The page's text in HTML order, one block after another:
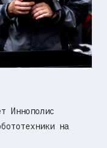
Иннополис
на